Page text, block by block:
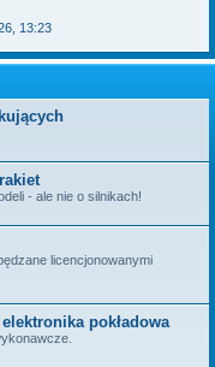
13:23
- ale nie o silnikach!
licencjonowanymi
pokładowa